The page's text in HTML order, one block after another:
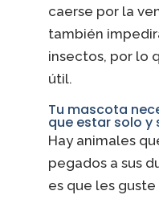
caerse por la
también
insectos, por lo
útil.
Tu mascota
que estar solo y
Hay animales
pegados a sus
es que les